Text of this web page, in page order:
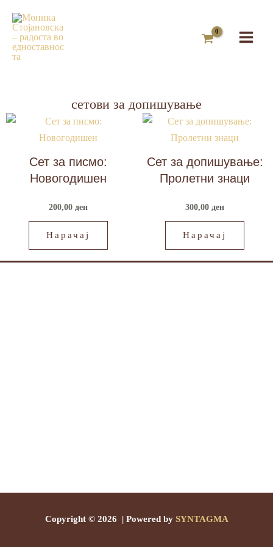
content
сетови за допишување
Сет за писмо:
Новогодишен
200,00 ден
Нарачај
Сет за допишување:
Пролетни знаци
300,00 ден
Нарачај
Copyright © 2026 | Powered by SYNTAGMA